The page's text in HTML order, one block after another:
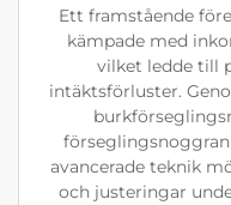
Ett framstående
kämpade med
vilket ledde till
intäktsförluster.
avancerade teknik
och justeringar